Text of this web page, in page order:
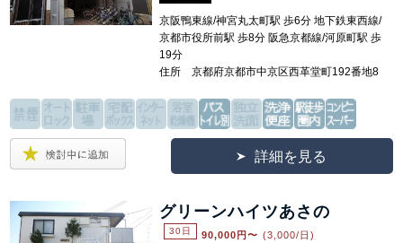
京阪鴨東線/神宮丸太町駅 歩6分 地下鉄東西線/
京都市役所前駅 歩8分 阪急京都線/河原町駅 歩
19分
住所 京都府京都市中京区西革堂町192番地8
詳細を見る
グリーンハイツあさの
30日 90,000 円〜 (3,000/日)